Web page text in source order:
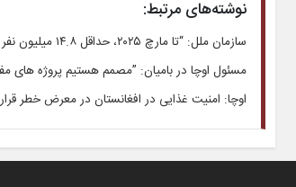
نوشته‌های مرتبط:
سازمان ملل: “تا مارچ ۲۰۲۵، حداقل ۱۴.۸ میلیون نفر در افغانستان با ناامنی غذایی حاد مواجه خواهند شد”
مسئول اوچا در بامیان: ”مصمم هستیم پروژه های
اوچا: امنیت غذایی در افغانستان در معرض خطر